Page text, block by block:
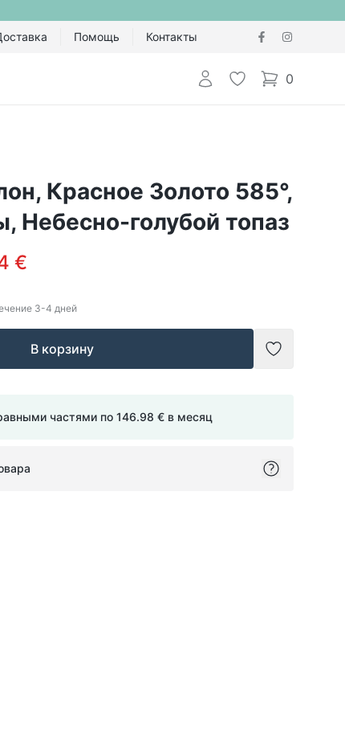
Помощь Контакты
Авторизоваться
Избранное
0
items in cart,
Красное Золото 585°,
Небесно-голубой топаз
€
3-4 дней
В корзину
Добавить
частями по 146.98 € в месяц